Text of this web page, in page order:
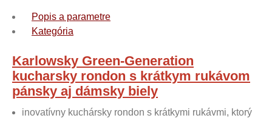
Popis a parametre
Kategória
Karlowsky Green-Generation
kucharsky rondon s krátkym rukávom
pánsky aj dámsky biely
inovatívny kuchársky rondon s krátkymi rukávmi, ktorý